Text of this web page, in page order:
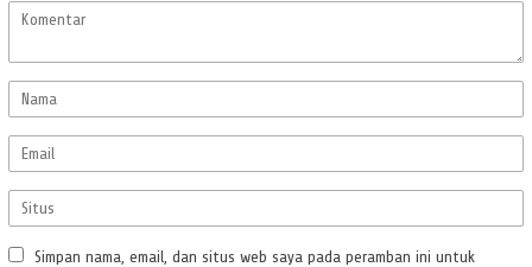
Simpan nama, email, dan situs web saya pada peramban ini untuk